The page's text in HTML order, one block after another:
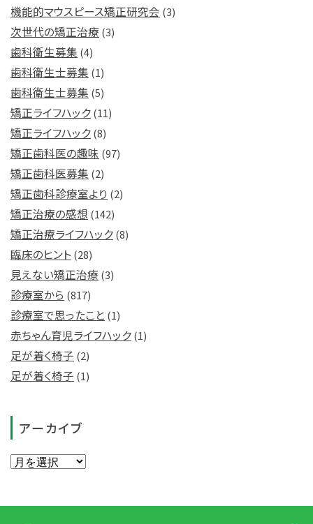
機能的マウスピース矯正研究会 (3)
次世代の矯正治療 (3)
歯科衛生募集 (4)
歯科衛生士募集 (1)
歯科衛生士募集 (5)
矯正ライフハック(11)
矯正ライフハック(8)
矯正歯科医の趣味 (97)
矯正歯科医募集 (2)
矯正歯科診療室より (2)
矯正治療の感想 (142)
矯正治療ライフハック(8)
臨床のヒント(28)
見えない矯正治療 (3)
診療室から (817)
診療室で思ったこと (1)
赤ちゃん育児ライフハック(1)
足が着く椅子 (2)
足が着く椅子 (1)
アーカイブ